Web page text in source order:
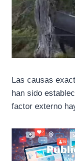
Las causas
han sido
factor externo